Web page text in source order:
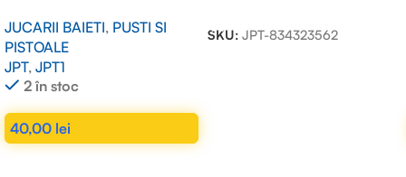
JUCARII BAIETI, PUSTI SI
PISTOALE
JPT, JPT1
2 în stoc
40,00 lei
SKU: JPT-834323562